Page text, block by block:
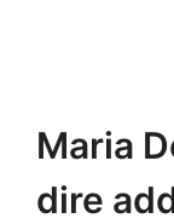
Maria
dire